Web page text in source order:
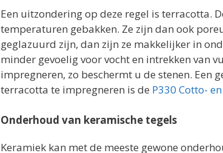
Een uitzondering op deze regel is terracotta.
temperaturen gebakken. Ze zijn dan ook
geglazuurd zijn, dan zijn ze makkelijker in
minder gevoelig voor vocht en intrekken van
impregneren, zo beschermt u de stenen. Een
terracotta te impregneren is de P330 Cotto-
Onderhoud van keramische tegels
Keramiek kan met de meeste gewone